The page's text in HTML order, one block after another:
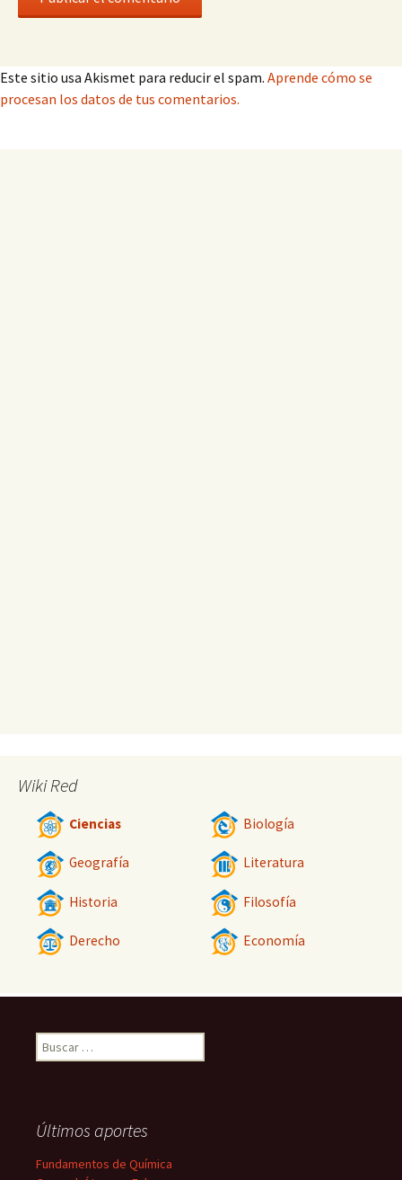
Este sitio usa Akismet para reducir el spam. Aprende cómo se
procesan los datos de tus comentarios.
Wiki Red
Ciencias Biología
Geografía Literatura
Historia Filosofía
Derecho Economía
Buscar:
Últimos aportes
Fundamentos de Química